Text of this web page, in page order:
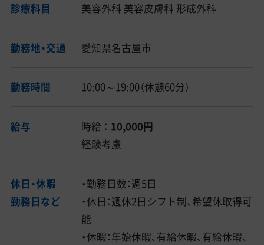
診療科目 美容外科 美容皮膚科 形成外科
勤務地・交通 愛知県名古屋市
勤務時間 10:00～19:00（休憩60分）
給与 時給 ： 10,000円
経験考慮
休日・休暇
勤務日など
・勤務日数：週5日
・休日：週休2日シフト制、希望休取得可
能
・休暇：年始休暇、有給休暇、有給休暇、